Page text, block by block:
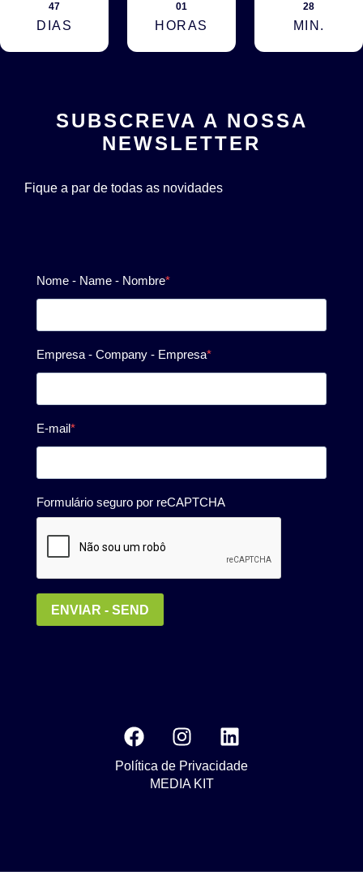
47
DIAS
01
HORAS
28
MIN.
SUBSCREVA A NOSSA
NEWSLETTER
Fique a par de todas as novidades
Política de Privacidade
MEDIA KIT